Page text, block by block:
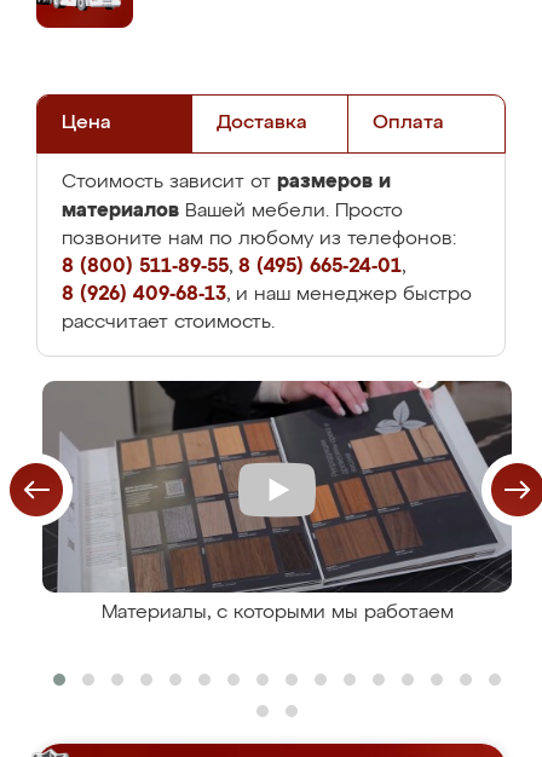
Цена Доставка Оплата
Стоимость зависит от размеров и
материалов Вашей мебели. Просто
позвоните нам по любому из телефонов:
8 (800) 511-89-55, 8 (495) 665-24-01,
8 (926) 409-68-13, и наш менеджер быстро
рассчитает стоимость.
Материалы, с которыми мы работаем